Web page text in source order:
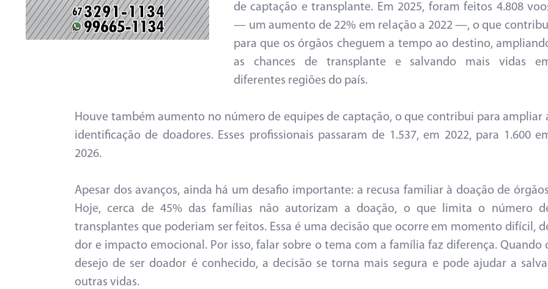
de captação e transplante. Em 2025, foram feitos 4.808
— um aumento de 22% em relação a 2022 —, o que
para que os órgãos cheguem a tempo ao destino,
as chances de transplante e salvando mais vidas
diferentes regiões do país.
Houve também aumento no número de equipes de captação, o que contribui para ampliar
identificação de doadores. Esses profissionais passaram de 1.537, em 2022, para 1.600
2026.
Apesar dos avanços, ainda há um desafio importante: a recusa familiar à doação de
Hoje, cerca de 45% das famílias não autorizam a doação, o que limita o número
transplantes que poderiam ser feitos. Essa é uma decisão que ocorre em momento difícil,
dor e impacto emocional. Por isso, falar sobre o tema com a família faz diferença. Quando
desejo de ser doador é conhecido, a decisão se torna mais segura e pode ajudar a
outras vidas.